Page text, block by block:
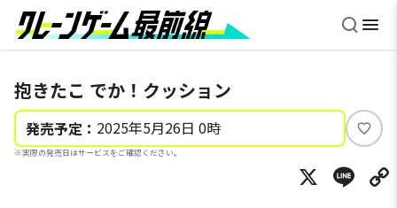
抱きたこ でか！クッション
発売予定： 2025年5月26日 0時
※実際の発売日はサービスをご確認ください。
い
ね
X